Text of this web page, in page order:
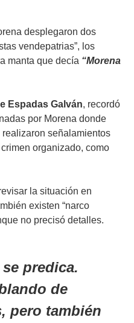
desplegaron dos
vendepatrias”, los
manta que decía “Morena
Espadas Galván, recordó
por Morena donde
señalamientos
organizado, como
la situación en
existen “narco
no precisó detalles.
predica.
de
pero también